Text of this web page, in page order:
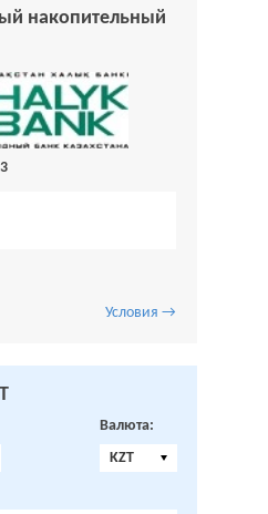
накопительный
Условия →
Валюта:
KZT